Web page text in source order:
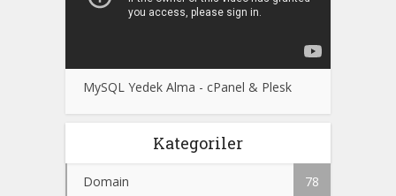
MySQL Yedek Alma - cPanel & Plesk
Kategoriler
Domain 78